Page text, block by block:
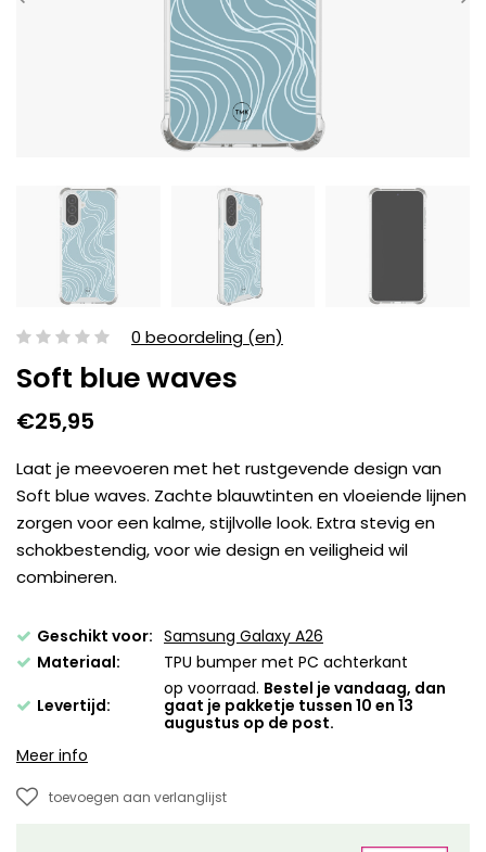
0 beoordeling (en)
Soft blue waves
€25,95
Laat je meevoeren met het rustgevende design van
Soft blue waves. Zachte blauwtinten en vloeiende lijnen
zorgen voor een kalme, stijlvolle look. Extra stevig en
schokbestendig, voor wie design en veiligheid wil
combineren.
Geschikt voor: Samsung Galaxy A26
Materiaal:
TPU bumper met PC achterkant
Levertijd:
op voorraad. Bestel je vandaag, dan
gaat je pakketje tussen 10 en 13
augustus op de post.
Meer info
toevoegen aan verlanglijst